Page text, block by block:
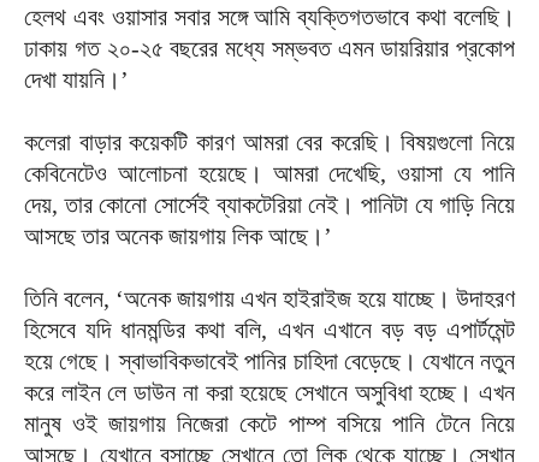
হেলথ এবং ওয়াসার সবার সঙ্গে আমি ব্যক্তিগতভাবে কথা বলেছি।
ঢাকায় গত ২০-২৫ বছরের মধ্যে সম্ভবত এমন ডায়রিয়ার প্রকোপ
দেখা যায়নি।’
কলেরা বাড়ার কয়েকটি কারণ আমরা বের করেছি। বিষয়গুলো নিয়ে
কেবিনেটেও আলোচনা হয়েছে। আমরা দেখেছি, ওয়াসা যে পানি
দেয়, তার কোনো সোর্সেই ব্যাকটেরিয়া নেই। পানিটা যে গাড়ি নিয়ে
আসছে তার অনেক জায়গায় লিক আছে।’
তিনি বলেন, ‘অনেক জায়গায় এখন হাইরাইজ হয়ে যাচ্ছে। উদাহরণ
হিসেবে যদি ধানমন্ডির কথা বলি, এখন এখানে বড় বড় এপার্টমেন্ট
হয়ে গেছে। স্বাভাবিকভাবেই পানির চাহিদা বেড়েছে। যেখানে নতুন
করে লাইন লে ডাউন না করা হয়েছে সেখানে অসুবিধা হচ্ছে। এখন
মানুষ ওই জায়গায় নিজেরা কেটে পাম্প বসিয়ে পানি টেনে নিয়ে
আসছে। যেখানে বসাচ্ছে সেখানে তো লিক থেকে যাচ্ছে। সেখান